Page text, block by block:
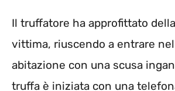
Il truffatore ha approfittato
vittima, riuscendo a entrare
abitazione con una scusa
truffa è iniziata con una